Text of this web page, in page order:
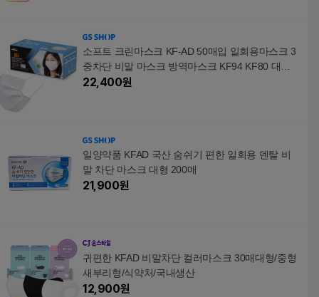
소프트 크린마스크 KF-AD 50매입 일회용마스크 3
중차단 비말 마스크 방역마스크 KF94 KF80 대형 4
4281
22,400원
일양약품 KFAD 국산 숨쉬기 편한 일회용 덴탈 비
말 차단 마스크 대형 200매
21,900원
귀편한 KFAD 비말차단 컬러마스크 30매대형/중형
새부리형/식약처/국내생산
12,900원